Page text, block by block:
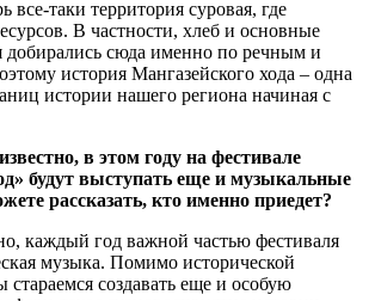
таки территория суровая, где
В частности, хлеб и основные
добирались сюда именно по речным и
история Мангазейского хода ‒ одна
истории нашего региона начиная с
в этом году на фестивале
будут выступать еще и музыкальные
рассказать, кто именно приедет?
каждый год важной частью фестиваля
музыка. Помимо исторической
создавать еще и особую